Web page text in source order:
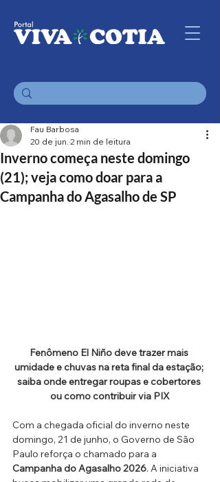
Inverno começa neste domingo
(21); veja como doar para a
Campanha do Agasalho de SP
Fau Barbosa
20 de jun. 2 min de leitura
Fenômeno El Niño deve trazer mais
umidade e chuvas na reta final da estação;
saiba onde entregar roupas e cobertores
ou como contribuir via PIX
Com a chegada oficial do inverno neste
domingo, 21 de junho, o Governo de São
Paulo reforça o chamado para a
Campanha do Agasalho 2026. A iniciativa